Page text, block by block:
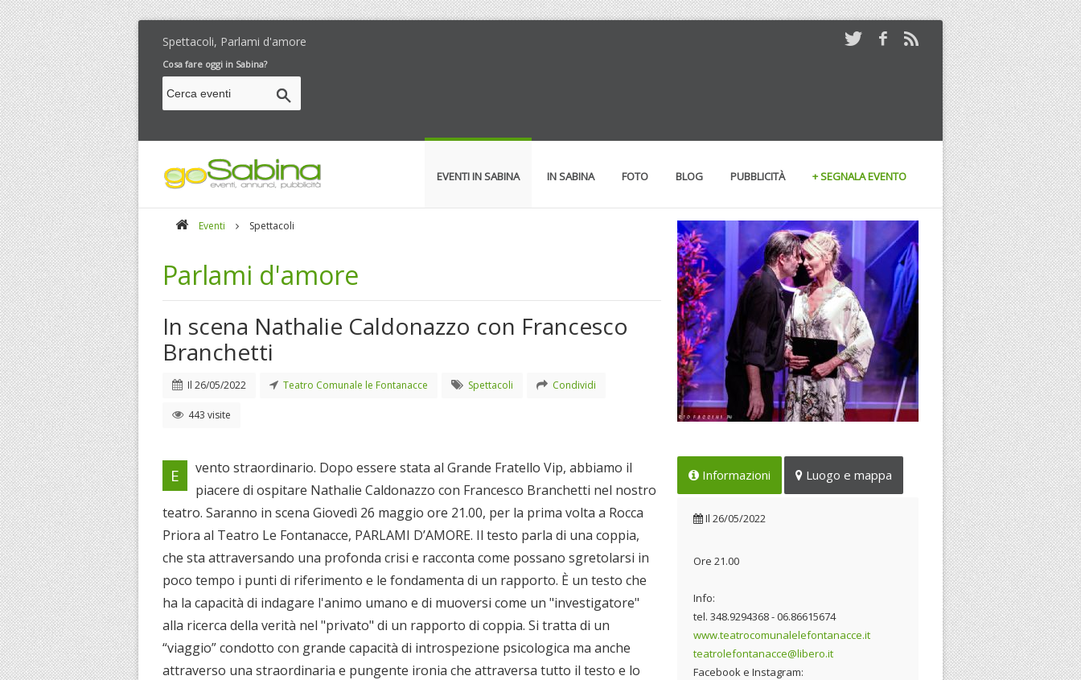
Spettacoli, Parlami d'amore
Cosa fare oggi in Sabina?
EVENTI IN SABINA IN SABINA FOTO BLOG PUBBLICITÀ + SEGNALA EVENTO
Eventi Spettacoli
Parlami d'amore
In scena Nathalie Caldonazzo con Francesco
Branchetti
Il 26/05/2022 Teatro Comunale le Fontanacce Spettacoli Condividi
443 visite
In scena Nathalie Caldonazzo con
Francesco Branchetti
Il 26/05/2022
E
vento straordinario. Dopo essere stata al Grande Fratello Vip, abbiamo il
piacere di ospitare Nathalie Caldonazzo con Francesco Branchetti nel nostro
teatro. Saranno in scena Giovedì 26 maggio ore 21.00, per la prima volta a Rocca
Priora al Teatro Le Fontanacce, PARLAMI D’AMORE. Il testo parla di una coppia,
che sta attraversando una profonda crisi e racconta come possano sgretolarsi in
poco tempo i punti di riferimento e le fondamenta di un rapporto. È un testo che
ha la capacità di indagare l'animo umano e di muoversi come un "investigatore"
alla ricerca della verità nel "privato" di un rapporto di coppia. Si tratta di un
“viaggio” condotto con grande capacità di introspezione psicologica ma anche
attraverso una straordinaria e pungente ironia che attraversa tutto il testo e lo
Informazioni Luogo e mappa
Il 26/05/2022
Ore 21.00
Info:
tel. 348.9294368 - 06.86615674
www.teatrocomunalelefontanacce.it
teatrolefontanacce@libero.it
Facebook e Instagram: